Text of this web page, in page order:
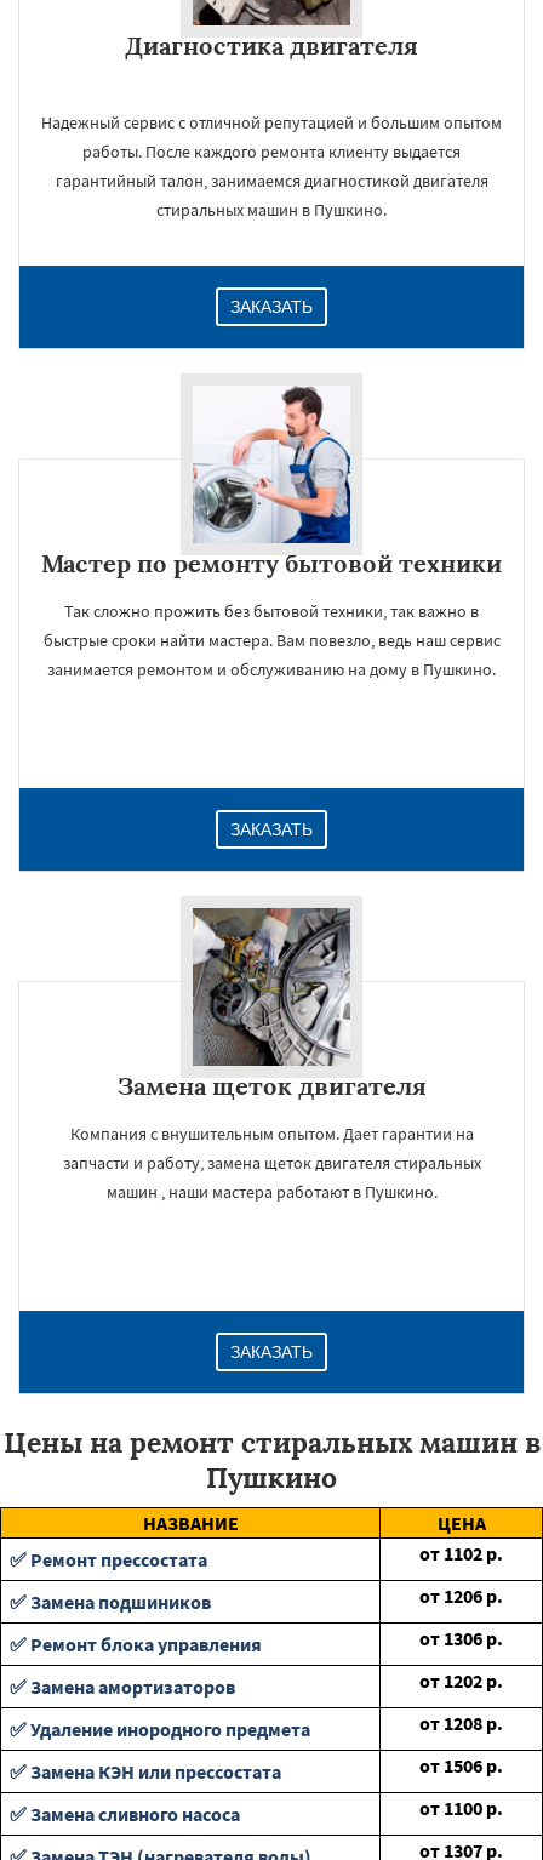
Диагностика двигателя
Надежный сервис с отличной репутацией и большим опытом
работы. После каждого ремонта клиенту выдается
гарантийный талон, занимаемся диагностикой двигателя
стиральных машин в Пушкино.
ЗАКАЗАТЬ
Мастер по ремонту бытовой техники
Так сложно прожить без бытовой техники, так важно в
быстрые сроки найти мастера. Вам повезло, ведь наш сервис
занимается ремонтом и обслуживанию на дому в Пушкино.
ЗАКАЗАТЬ
Замена щеток двигателя
Компания с внушительным опытом. Дает гарантии на
запчасти и работу, замена щеток двигателя стиральных
машин , наши мастера работают в Пушкино.
ЗАКАЗАТЬ
Цены на ремонт стиральных машин в
Пушкино
НАЗВАНИЕ
ЦЕНА
✅ Ремонт прессостата
от 1102 р.
✅ Замена подшиников
от 1206 р.
✅ Ремонт блока управления
от 1306 р.
✅ Замена амортизаторов
от 1202 р.
✅ Удаление инородного предмета
от 1208 р.
✅ Замена КЭН или прессостата
от 1506 р.
✅ Замена сливного насоса
от 1100 р.
от 1307 р.